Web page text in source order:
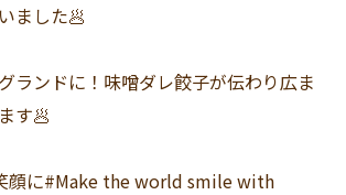
ました🥟
ランドに！味噌ダレ餃子が伝わり広ま
す🥟
顔に#Make the world smile with